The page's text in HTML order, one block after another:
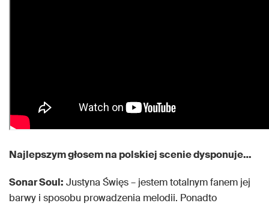
Najlepszym głosem na polskiej scenie dysponuje…
Sonar Soul: Justyna Święs – jestem totalnym fanem jej
barwy i sposobu prowadzenia melodii. Ponadto